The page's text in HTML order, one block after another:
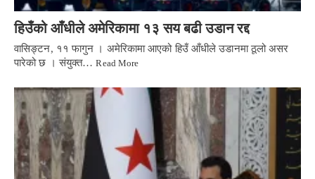
हिउँको आँधीले अमेरिकामा १३ सय बढी उडान रद्द
वासिङ्टन, ११ फागुन । अमेरिकामा आएको हिउँ आँधीले उडानमा ठूलो असर
पारेको छ । संयुक्त…Read More